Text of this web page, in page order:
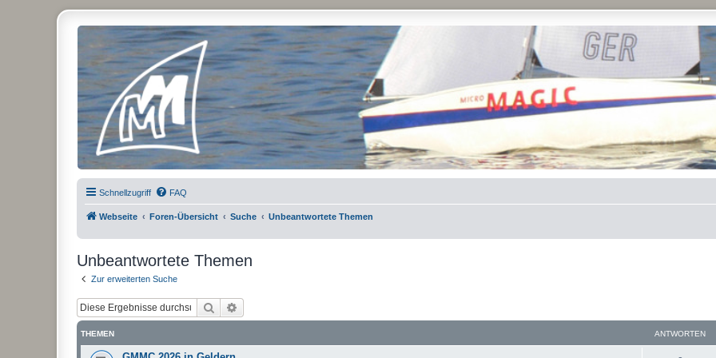
Micro Magic Forum Deutschland
Schnellzugriff FAQ
Webseite Foren-Übersicht Suche Unbeantwortete Themen
Unbeantwortete Themen
Zur erweiterten Suche
Suche
THEMEN ANTWORTEN